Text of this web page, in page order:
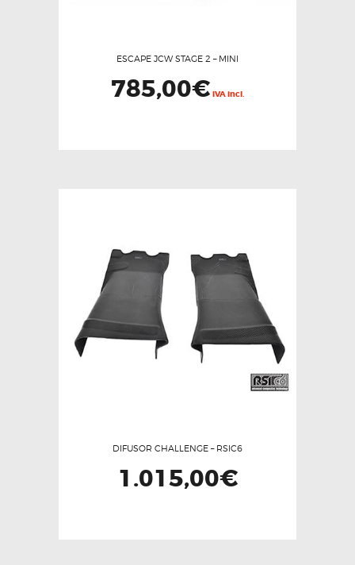
ESCAPE JCW STAGE 2 – MINI
785,00€ IVA incl.
DIFUSOR CHALLENGE – RSIC6
1.015,00€